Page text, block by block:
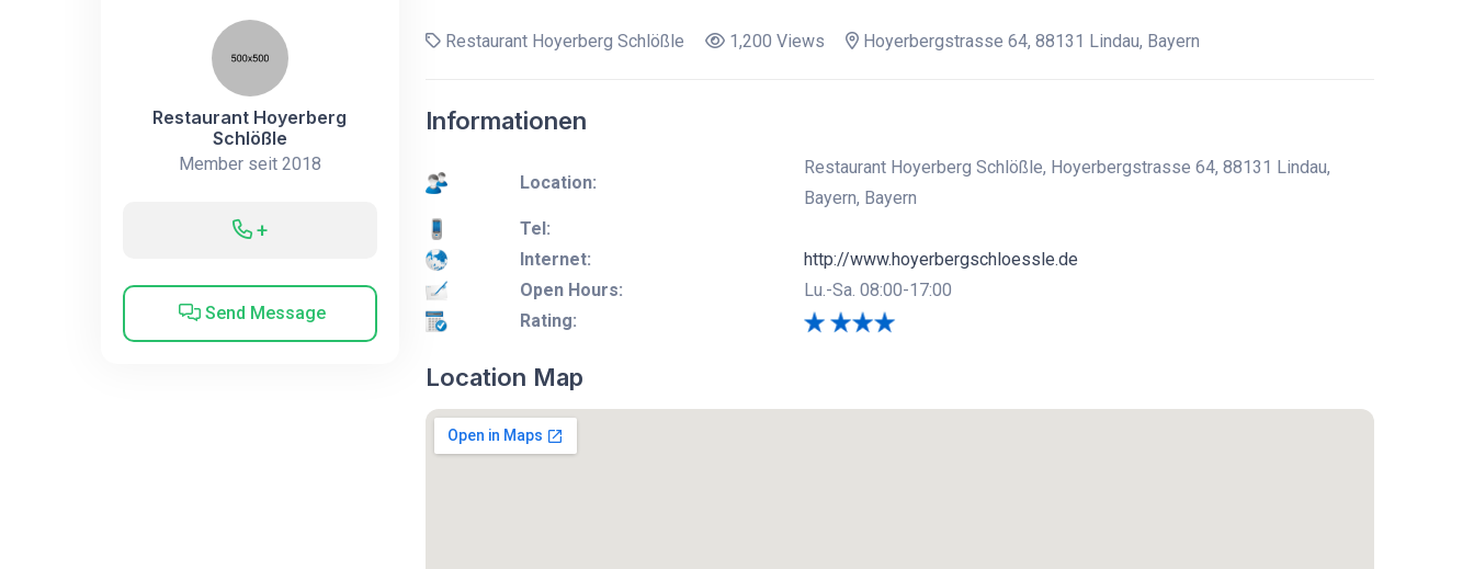
Restaurant Hoyerberg
Schlößle
Member seit 2018
+
Send Message
Restaurant Hoyerberg Schlößle 1,200 Views Hoyerbergstrasse 64, 88131 Lindau, Bayern
Informationen
Location:
Restaurant Hoyerberg Schlößle, Hoyerbergstrasse 64, 88131 Lindau,
Bayern, Bayern
Tel:
Internet:
http://www.hoyerbergschloessle.de
Open Hours:
Lu.-Sa. 08:00-17:00
Rating:
Location Map